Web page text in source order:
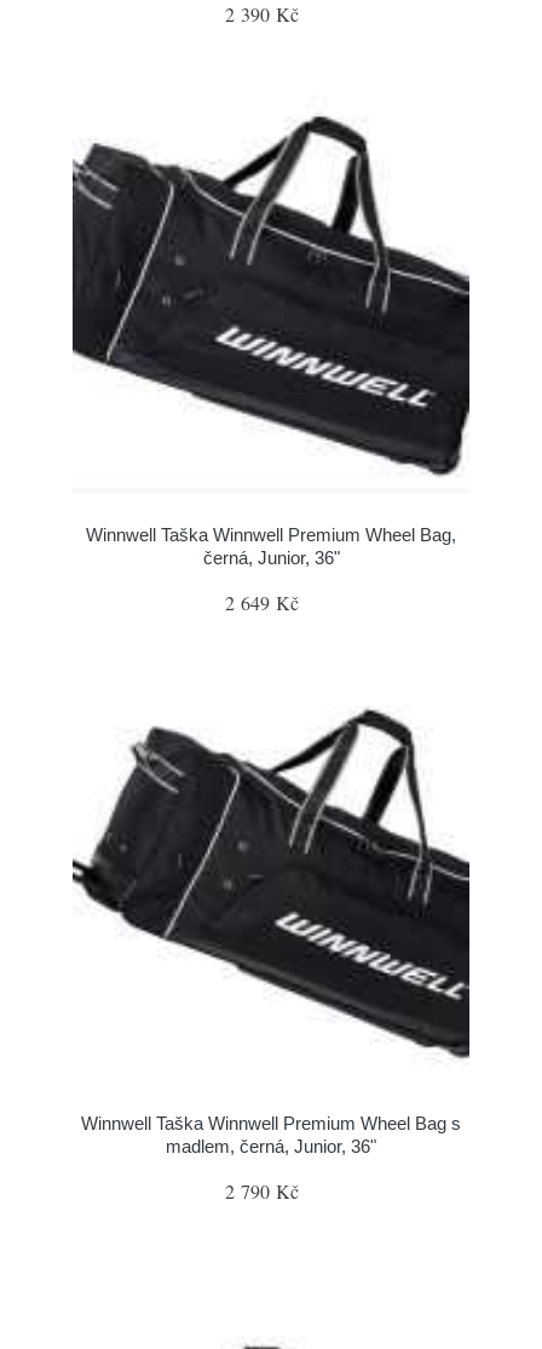
2 390 Kč
Winnwell Taška Winnwell Premium Wheel Bag,
černá, Junior, 36"
2 649 Kč
Winnwell Taška Winnwell Premium Wheel Bag s
madlem, černá, Junior, 36"
2 790 Kč